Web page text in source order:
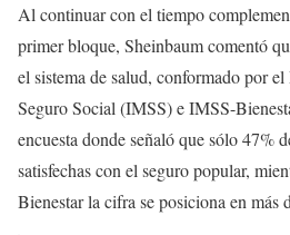
Al continuar con el tiempo
primer bloque, Sheinbaum comentó
el sistema de salud, conformado por
Seguro Social (IMSS) e IMSS-
encuesta donde señaló que sólo 47%
satisfechas con el seguro popular,
Bienestar la cifra se posiciona en más